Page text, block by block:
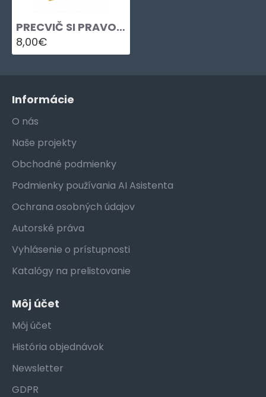
PRECVIČ SI PRAVOPIS 2
8,00€
Informácie
O nás
Naše projekty
Obchodné podmienky
Podmienky používania AI Asistenta
Ochrana osobných údajov
Autorské práva
Vyhlásenie o prístupnosti
Katalógy na prelistovanie
Môj účet
Môj účet
História objednávok
Newsletter
GDPR